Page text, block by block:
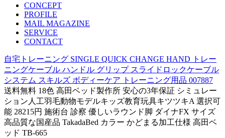
CONCEPT
PROFILE
MAIL MAGAZINE
SERVICE
CONTACT
自宅トレーニング SINGLE QUICK CHANGE HAND トレー
ニングケーブル ハンドル グリップ スライドロックケーブル
システム スキルズ ボディーケア トレーニング用品 007887
送料無料 18色 高田ベッド製作所 安心の3年保証 シミュレー
ション人工羽毛動物モデルキッズ教育玩具キツツキA 選択可
能 28215円 施術台 診察 優しいラウンド脚 ダイナFX サイズ
高品質な国産品 TakadaBed カラー かどまる加工仕様 高田ベ
ッド TB-665